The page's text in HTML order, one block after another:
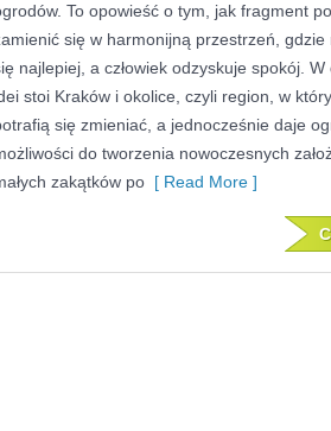
To opowieść o tym, jak fragment
się w harmonijną przestrzeń, gdzie
najlepiej, a człowiek odzyskuje spokój.
stoi Kraków i okolice, czyli region, w
się zmieniać, a jednocześnie daje
do tworzenia nowoczesnych
zakątków po [ Read More ]